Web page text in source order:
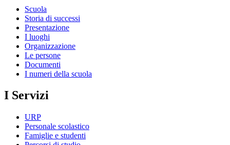
Scuola
Storia di successi
Presentazione
I luoghi
Organizzazione
Le persone
Documenti
I numeri della scuola
I Servizi
URP
Personale scolastico
Famiglie e studenti